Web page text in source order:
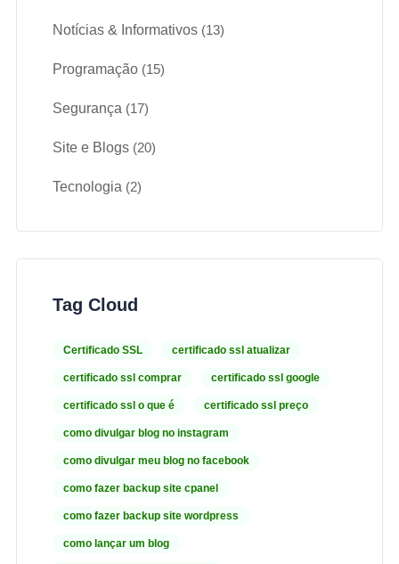
Notícias & Informativos (13)
Programação (15)
Segurança (17)
Site e Blogs (20)
Tecnologia (2)
Tag Cloud
Certificado SSL certificado ssl atualizar
certificado ssl comprar certificado ssl google
certificado ssl o que é certificado ssl preço
como divulgar blog no instagram
como divulgar meu blog no facebook
como fazer backup site cpanel
como fazer backup site wordpress
como lançar um blog